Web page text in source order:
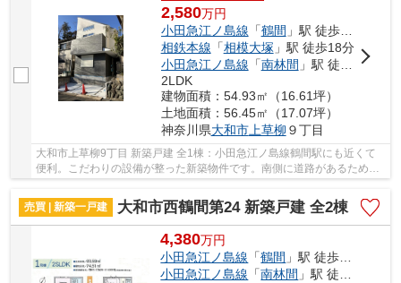
2,580万円
小田急江ノ島線 「鶴間 」駅 徒歩20分
相鉄本線 「相模大塚」駅 徒歩18分
小田急江ノ島線 「南林間 」駅 徒歩27分
2LDK
建物面積：54.93㎡（16.61坪）
土地面積：56.45㎡（17.07坪）
神奈川県大和市上草柳 ９丁目
大和市上草柳9丁目 新築戸建 全1棟：小田急江ノ島線鶴間駅にも近くて
便利。こだわりの設備が整った新築物件です。南側に道路があるため十
売買 | 新築一戸建
大和市西鶴間第24 新築戸建 全2棟
4,380万円
小田急江ノ島線 「鶴間 」駅 徒歩11分
小田急江ノ島線 「南林間 」駅 徒歩13分